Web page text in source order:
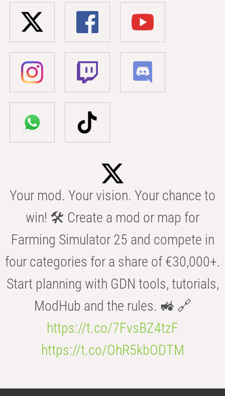
Your mod. Your vision. Your chance to
win! 🛠️ Create a mod or map for
Farming Simulator 25 and compete in
four categories for a share of €30,000+.
Start planning with GDN tools, tutorials,
ModHub and the rules. 🚜 🔗
https://t.co/7FvsBZ4tzF
https://t.co/OhR5kbODTM